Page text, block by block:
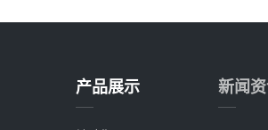
产品展示 新闻